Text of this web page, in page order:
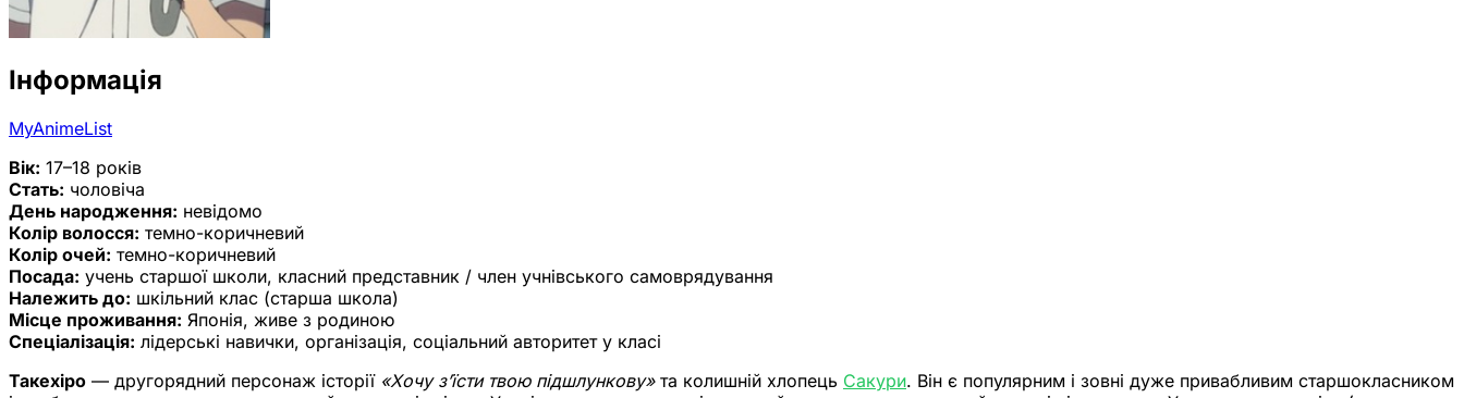
Інформація
MyAnimeList
Вік: 17–18 років
Стать: чоловіча
День народження: невідомо
Колір волосся: темно-коричневий
Колір очей: темно-коричневий
Посада: учень старшої школи, класний представник / член учнівського самоврядування
Належить до: шкільний клас (старша школа)
Місце проживання: Японія, живе з родиною
Спеціалізація: лідерські навички, організація, соціальний авторитет у класі
Такехіро — другорядний персонаж історії «Хочу з’їсти твою підшлункову»та колишній хлопець Сакури. Він є популярним і зовні дуже привабливим старшокласником